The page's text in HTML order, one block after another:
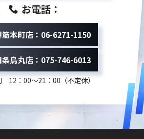
お電話：
筋本町店：06-6271-1150
烏丸店：075-746-6013
12：00～21：00（不定休）